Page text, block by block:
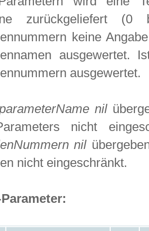
zurückgeliefert
keine
ausgewertet.
ausgewertet.
nil
nicht
nil
nicht eingeschränkt.